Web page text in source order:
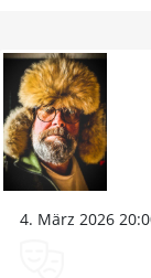
4. März 2026